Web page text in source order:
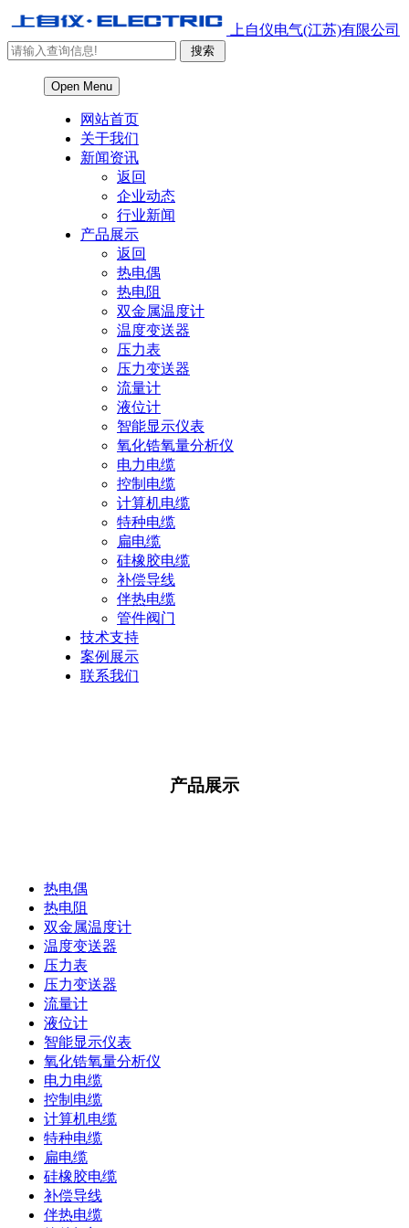
上自仪电气(江苏)有限公司
Open Menu
网站首页
关于我们
新闻资讯
返回
企业动态
行业新闻
产品展示
返回
热电偶
热电阻
双金属温度计
温度变送器
压力表
压力变送器
流量计
液位计
智能显示仪表
氧化锆氧量分析仪
电力电缆
控制电缆
计算机电缆
特种电缆
扁电缆
硅橡胶电缆
补偿导线
伴热电缆
管件阀门
技术支持
案例展示
联系我们
产品展示
热电偶
热电阻
双金属温度计
温度变送器
压力表
压力变送器
流量计
液位计
智能显示仪表
氧化锆氧量分析仪
电力电缆
控制电缆
计算机电缆
特种电缆
扁电缆
硅橡胶电缆
补偿导线
伴热电缆